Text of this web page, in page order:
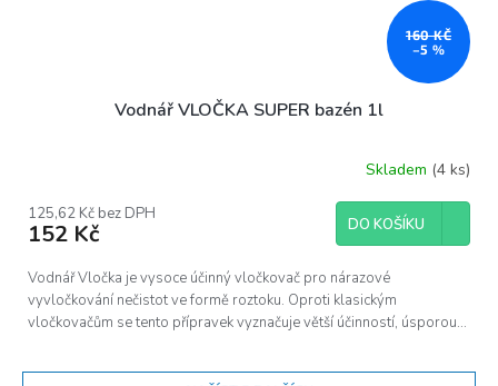
160 KČ
–5 %
Vodnář VLOČKA SUPER bazén 1l
Skladem (4 ks)
125,62 Kč bez DPH
152 Kč DO KOŠÍKU
Vodnář Vločka je vysoce účinný vločkovač pro nárazové
vyvločkování nečistot ve formě roztoku. Oproti klasickým
vločkovačům se tento přípravek vyznačuje větší účinností, úsporou...